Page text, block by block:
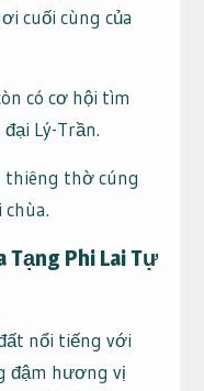
cuối cùng của
có cơ hội tìm
Lý-Trần.
thiêng thờ cúng
Phi Lai Tự
nổi tiếng với
đậm hương vị